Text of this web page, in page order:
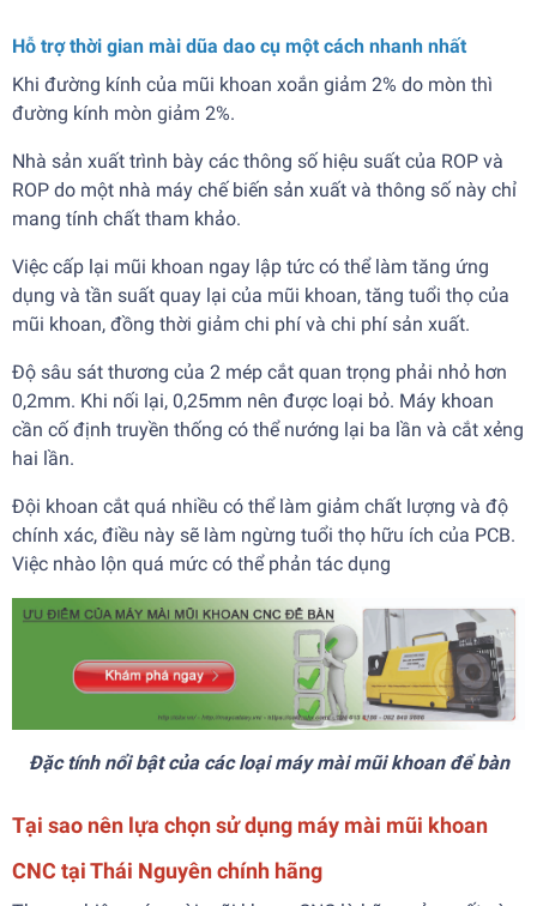
Hỗ trợ thời gian mài dũa dao cụ một cách nhanh nhất
Khi đường kính của mũi khoan xoắn giảm 2% do mòn thì
đường kính mòn giảm 2%.
Nhà sản xuất trình bày các thông số hiệu suất của ROP và
ROP do một nhà máy chế biến sản xuất và thông số này chỉ
mang tính chất tham khảo.
Việc cấp lại mũi khoan ngay lập tức có thể làm tăng ứng
dụng và tần suất quay lại của mũi khoan, tăng tuổi thọ của
mũi khoan, đồng thời giảm chi phí và chi phí sản xuất.
Độ sâu sát thương của 2 mép cắt quan trọng phải nhỏ hơn
0,2mm. Khi nối lại, 0,25mm nên được loại bỏ. Máy khoan
cần cố định truyền thống có thể nướng lại ba lần và cắt xẻng
hai lần.
Đội khoan cắt quá nhiều có thể làm giảm chất lượng và độ
chính xác, điều này sẽ làm ngừng tuổi thọ hữu ích của PCB.
Việc nhào lộn quá mức có thể phản tác dụng
Đặc tính nổi bật của các loại máy mài mũi khoan để bàn
Tại sao nên lựa chọn sử dụng máy mài mũi khoan
CNC tại Thái Nguyên chính hãng